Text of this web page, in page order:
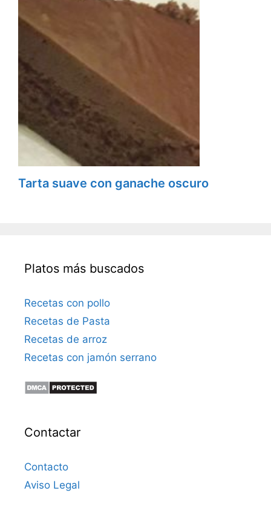
Tarta suave con ganache oscuro
Platos más buscados
Recetas con pollo
Recetas de Pasta
Recetas de arroz
Recetas con jamón serrano
Contactar
Contacto
Aviso Legal